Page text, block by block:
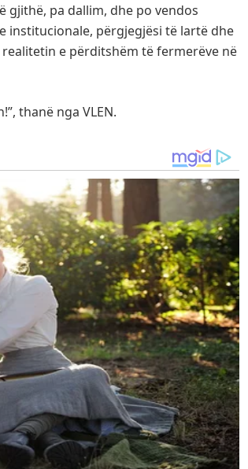
gjithë, pa dallim, dhe po vendos
institucionale, përgjegjësi të lartë dhe
e përditshëm të fermerëve në
thanë nga VLEN.